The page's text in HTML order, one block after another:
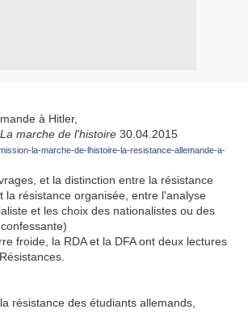
à Hitler,
La marche de l'histoire 30.04.2015
la-marche-de-lhistoire-la-resistance-allemande-a-
et la distinction entre la résistance
la résistance organisée, entre l'analyse
et les choix des nationalistes ou des
froide, la RDA et la DFA ont deux lectures
résistance des étudiants allemands,